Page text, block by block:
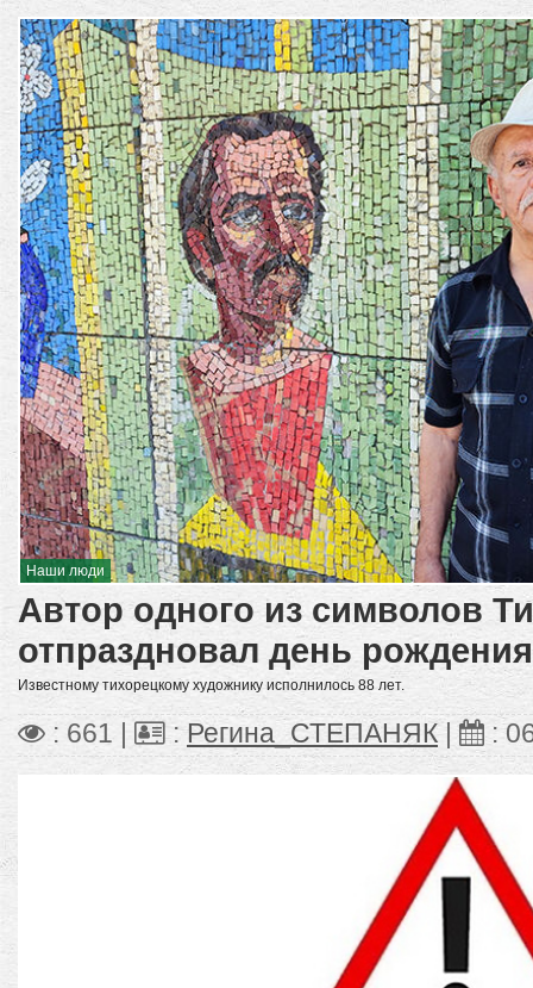
Наши люди
Автор одного из символов
отпраздновал день рождения
Известному тихорецкому художнику исполнилось 88 лет.
: 661 | : Регина_СТЕПАНЯК| :